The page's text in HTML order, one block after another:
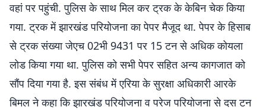
वहां पर पहुंची. पुलिस के साथ मिल कर ट्रक के केबिन चेक किया
गया. ट्रक में झारखंड परियोजना का पेपर मैजूद था. पेपर के हिसाब
से ट्रक संख्या जेएच 02भी 9431 पर 15 टन से अधिक कोयला
लोड किया गया था. पुलिस को सभी पेपर सहित अन्य कागजात को
सौंप दिया गया है. इस संबंध में एरिया के सुरक्षा अधिकारी आरके
बिमल ने कहा कि झारखंड परियोजना व परेज परियोजना से दस टन